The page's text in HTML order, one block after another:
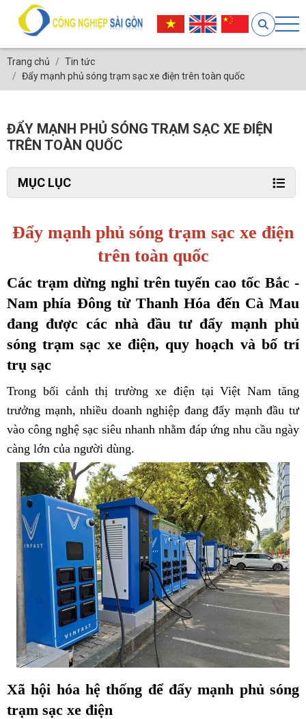
Trang chủ
Tin tức
Đẩy mạnh phủ sóng trạm sạc xe điện trên toàn quốc
ĐẨY MẠNH PHỦ SÓNG TRẠM SẠC XE ĐIỆN
TRÊN TOÀN QUỐC
MỤC LỤC
Đẩy mạnh phủ sóng trạm sạc xe điện
trên toàn quốc
Các trạm dừng nghỉ trên tuyến cao tốc Bắc -
Nam phía Đông từ Thanh Hóa đến Cà Mau
đang được các nhà đầu tư đẩy mạnh phủ
sóng trạm sạc xe điện, quy hoạch và bố trí
trụ sạc
Trong bối cảnh thị trường xe điện tại Việt Nam tăng
trưởng mạnh, nhiều doanh nghiệp đang đẩy mạnh đầu tư
vào công nghệ sạc siêu nhanh nhằm đáp ứng nhu cầu ngày
càng lớn của người dùng.
Xã hội hóa hệ thống để đẩy mạnh phủ sóng
trạm sạc xe điện